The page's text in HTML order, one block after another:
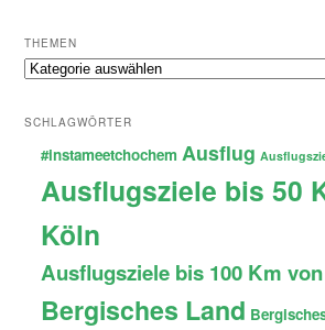
THEMEN
Themen
SCHLAGWÖRTER
#instameetchochem Ausflug
Ausflugsziele bis 50
Köln
Ausflugsziele bis 100 Km
Bergisches Land